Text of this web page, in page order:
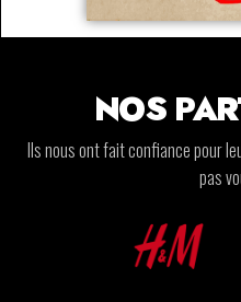
NOS
Ils nous ont fait confiance pour
pas